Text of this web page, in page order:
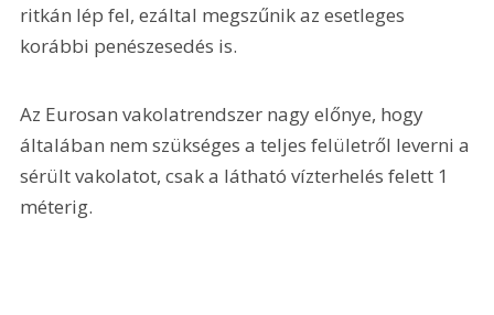
ritkán lép fel, ezáltal megszűnik az esetleges
korábbi penészesedés is.
Az Eurosan vakolatrendszer nagy előnye, hogy
általában nem szükséges a teljes felületről leverni a
sérült vakolatot, csak a látható vízterhelés felett 1
méterig.